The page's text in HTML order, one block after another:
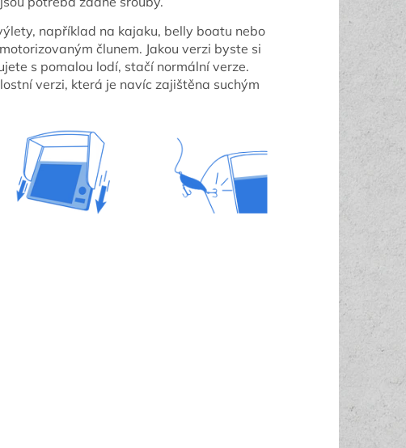
například na kajaku, belly boatu nebo
člunem. Jakou verzi byste si
s pomalou lodí, stačí normální verze.
verzi, která je navíc zajištěna suchým